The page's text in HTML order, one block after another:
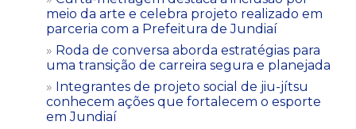
meio da arte e celebra projeto realizado em
parceria com a Prefeitura de Jundiaí
Roda de conversa aborda estratégias para
uma transição de carreira segura e planejada
Integrantes de projeto social de jiu-jítsu
conhecem ações que fortalecem o esporte
em Jundiaí